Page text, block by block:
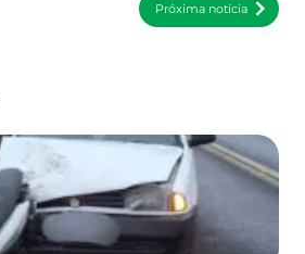
Próxima notícia